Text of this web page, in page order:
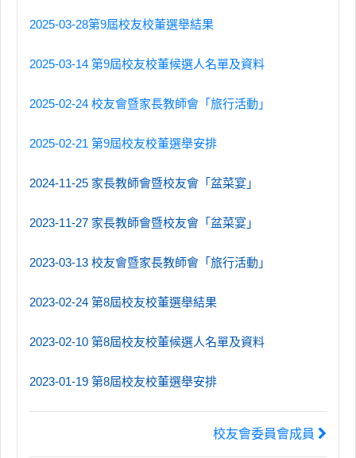
2025-03-28第9屆校友校董選舉結果
2025-03-14 第9屆校友校董候選人名單及資料
2025-02-24 校友會暨家長教師會「旅行活動」
2025-02-21 第9屆校友校董選舉安排
2024-11-25 家長教師會暨校友會「盆菜宴」
2023-11-27 家長教師會暨校友會「盆菜宴」
2023-03-13 校友會暨家長教師會「旅行活動」
2023-02-24 第8屆校友校董選舉結果
2023-02-10 第8屆校友校董候選人名單及資料
2023-01-19 第8屆校友校董選舉安排
校友會委員會成員